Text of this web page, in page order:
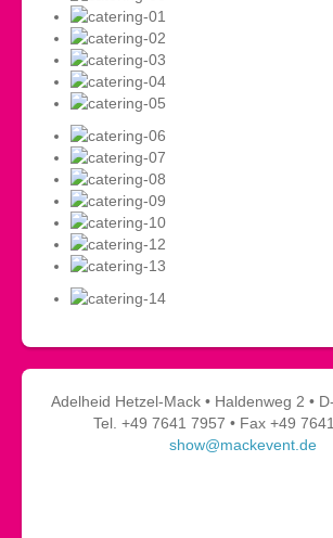
Adelheid Hetzel-Mack • Haldenweg 2 •
Tel. +49 7641 7957 • Fax +49
show@mackevent.de